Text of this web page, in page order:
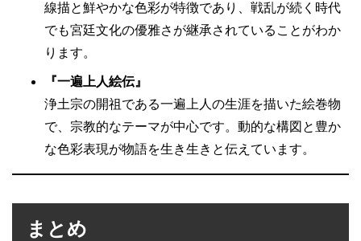
線描と鮮やかな色彩が特徴であり、戦乱が続く時代
でも宮廷文化の優雅さが継承されていることがわか
ります。
『一遍上人絵伝』
浄土宗の開祖である一遍上人の生涯を描いた絵巻物
で、宗教的なテーマが中心です。動的な構図と豊か
な色彩表現が物語を生き生きと伝えています。
まとめ